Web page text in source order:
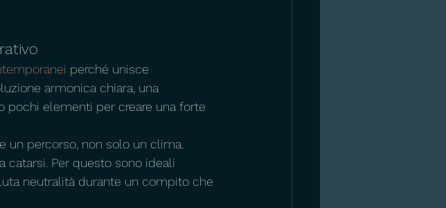
perché unisce
armonica chiara, una
pochi elementi per creare una forte
un percorso, non solo un clima.
catarsi. Per questo sono ideali
neutralità durante un compito che